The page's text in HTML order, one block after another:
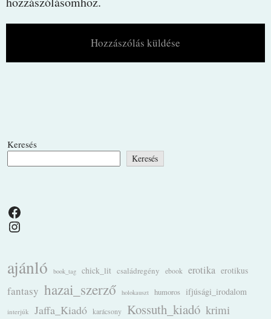
Keresés
Keresés
Facebook
Instagram
ajánló book_tag chick_lit családregény ebook erotika erotikus
fantasy hazai_szerző holokauszt humoros ifjúsági_irodalom
interjúk Jaffa_Kiadó karácsony Kossuth_kiadó krimi